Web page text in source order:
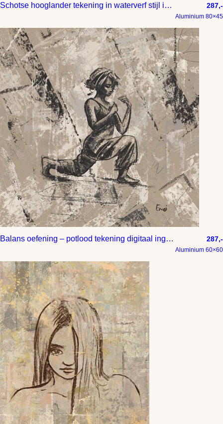
Schotse hooglander tekening in waterverf stijl in beige roodbruin en taupe 287,-
Aluminium 80×45
Balans oefening – potlood tekening digitaal ingekleurd 287,-
Aluminium 60×60